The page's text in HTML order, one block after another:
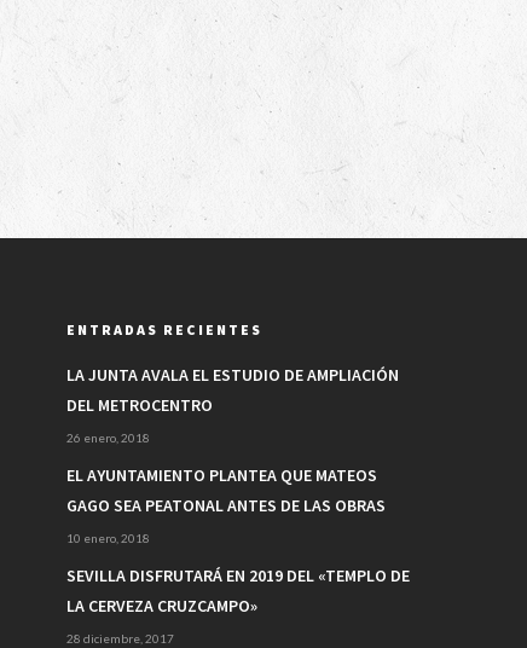
ENTRADAS RECIENTES
LA JUNTA AVALA EL ESTUDIO DE AMPLIACIÓN
DEL METROCENTRO
26 enero, 2018
EL AYUNTAMIENTO PLANTEA QUE MATEOS
GAGO SEA PEATONAL ANTES DE LAS OBRAS
10 enero, 2018
SEVILLA DISFRUTARÁ EN 2019 DEL «TEMPLO DE
LA CERVEZA CRUZCAMPO»
28 diciembre, 2017